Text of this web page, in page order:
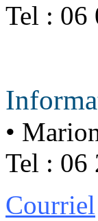
Tel : 06
•
Tel : 06
Courriel